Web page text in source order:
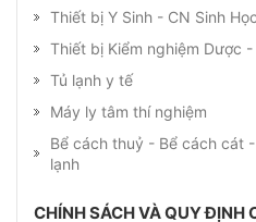
Thiết bị Y Sinh - CN Sinh
Thiết bị Kiểm nghiệm Dược
Tủ lạnh y tế
Máy ly tâm thí nghiệm
Bể cách thuỷ - Bể cách cát
lạnh
CHÍNH SÁCH VÀ QUY ĐỊNH